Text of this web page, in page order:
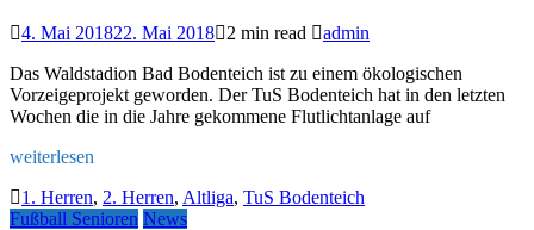
4. Mai 201822. Mai 2018 2 min read
admin
Das Waldstadion Bad Bodenteich ist zu einem ökologischen
Vorzeigeprojekt geworden. Der TuS Bodenteich hat in den letzten
Wochen die in die Jahre gekommene Flutlichtanlage auf
weiterlesen
1. Herren, 2. Herren, Altliga, TuS Bodenteich
Fußball Senioren News